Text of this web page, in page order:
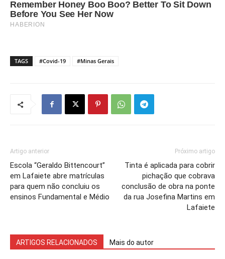
TAGS #Covid-19 #Minas Gerais
Artigo anterior
Escola “Geraldo Bittencourt”
em Lafaiete abre matrículas
para quem não concluiu os
ensinos Fundamental e Médio
Próximo artigo
Tinta é aplicada para cobrir
pichação que cobrava
conclusão de obra na ponte
da rua Josefina Martins em
Lafaiete
ARTIGOS RELACIONADOS Mais do autor